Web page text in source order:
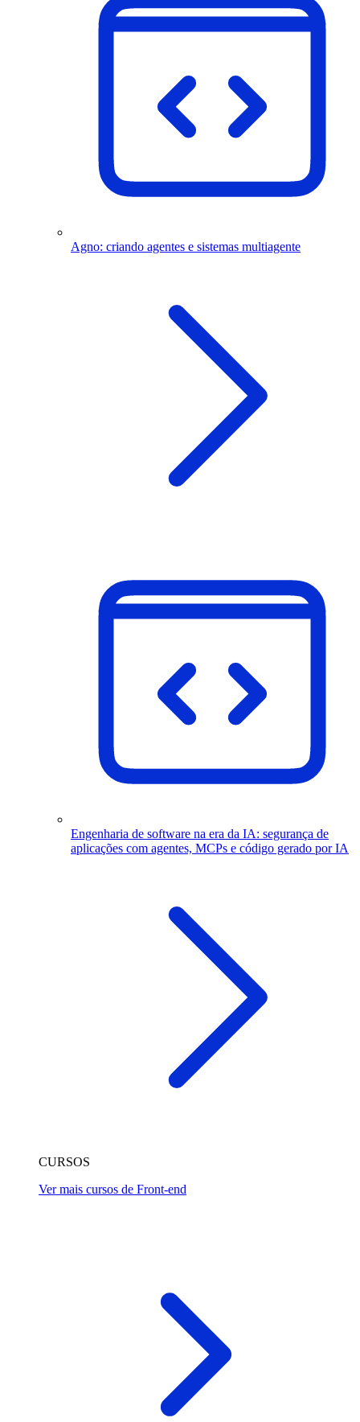
Agno: criando agentes e sistemas multiagente
Engenharia de software na era da IA: segurança de
aplicações com agentes, MCPs e código gerado por IA
CURSOS
Ver mais cursos de Front-end